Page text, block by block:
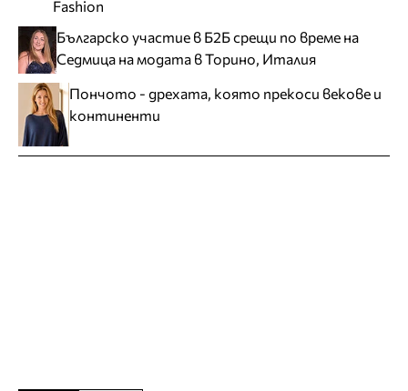
Fashion
Българско участие в Б2Б срещи по време на
Седмица на модата в Торино, Италия
Пончото - дрехата, която прекоси векове и
континенти